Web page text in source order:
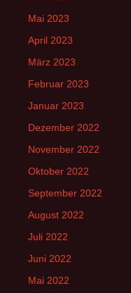
Mai 2023
April 2023
März 2023
Februar 2023
Januar 2023
Dezember 2022
November 2022
Oktober 2022
September 2022
August 2022
Juli 2022
Juni 2022
Mai 2022